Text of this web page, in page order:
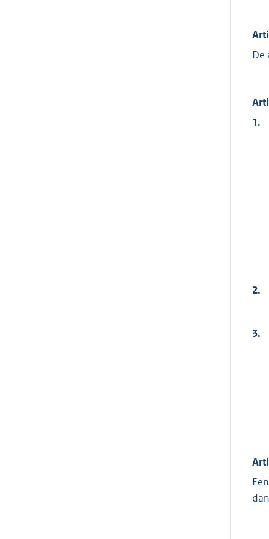
De
1.
2.
3.